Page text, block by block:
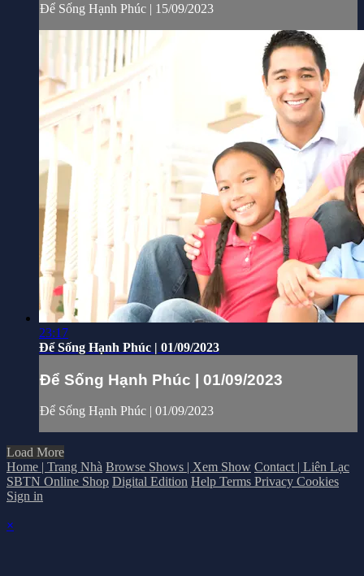
Để Sống Hạnh Phúc | 15/09/2023
23:17
Để Sống Hạnh Phúc | 01/09/2023
Để Sống Hạnh Phúc | 01/09/2023
Để Sống Hạnh Phúc | 01/09/2023
Load More
Home | Trang Nhà Browse Shows | Xem Show Contact | Liên Lạc
SBTN Online Shop Digital Edition Help Terms Privacy Cookies
Sign in
×